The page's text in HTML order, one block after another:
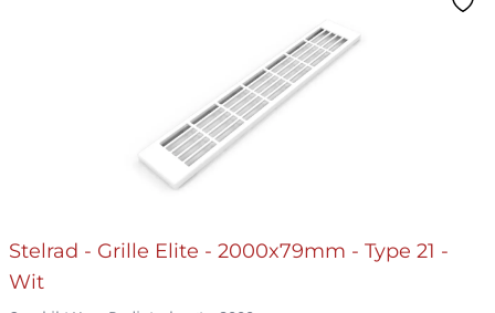
Stelrad - Grille Elite - 2000x79mm - Type 21 -
Wit